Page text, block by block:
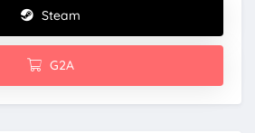
Steam
G2A